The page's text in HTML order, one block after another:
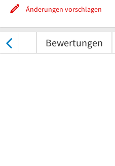
Änderungen vorschlagen
Bewertungen